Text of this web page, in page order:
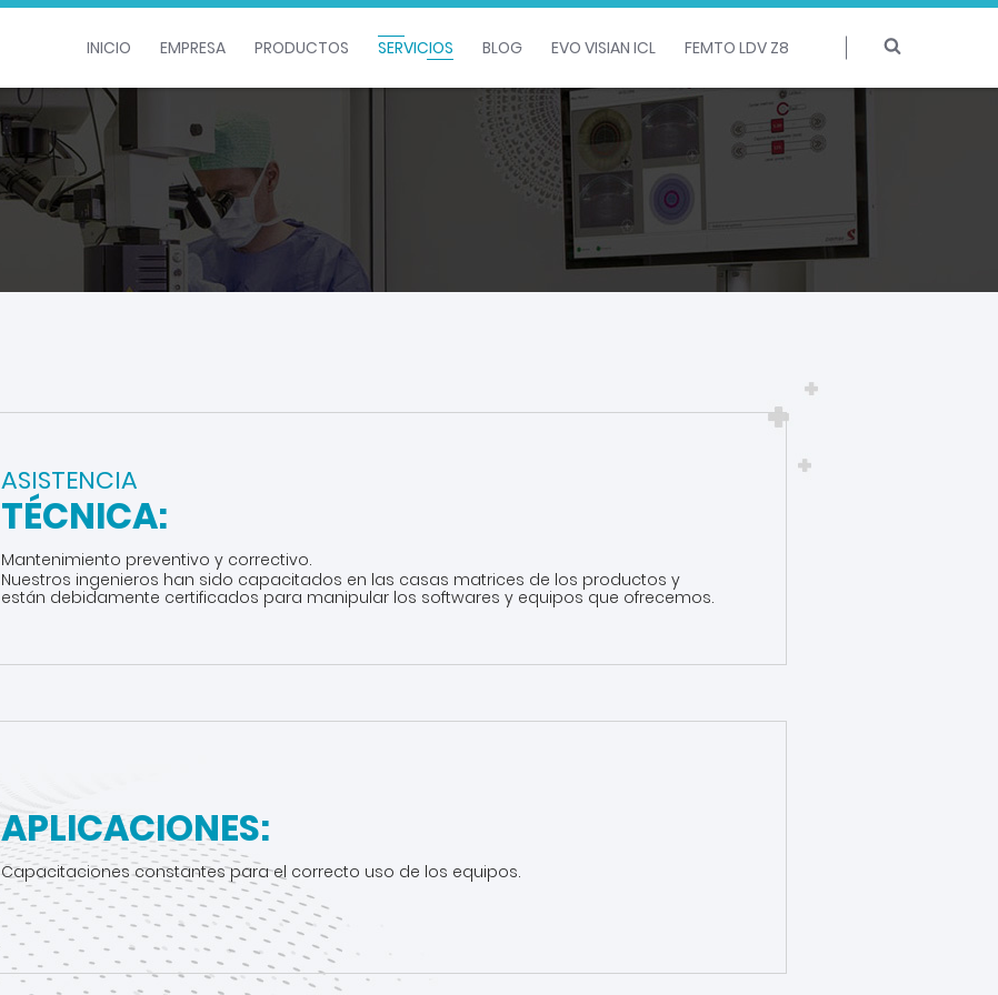
INICIO EMPRESA PRODUCTOS SERVICIOS BLOG EVO VISIAN ICL FEMTO LDV Z8
ASISTENCIA
TÉCNICA:
Mantenimiento preventivo y correctivo.
Nuestros ingenieros han sido capacitados en las casas matrices de los productos y
están debidamente certificados para manipular los softwares y equipos que ofrecemos.
APLICACIONES:
Capacitaciones constantes para el correcto uso de los equipos.